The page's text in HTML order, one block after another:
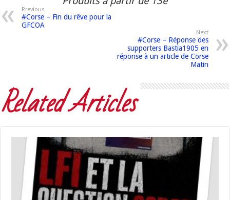
Previous
#Corse – Fin du rêve pour la
GFCOA
Next
#Corse – Réponse des
supporters Bastia1905 en
réponse à un article de Corse
Matin
Related Articles